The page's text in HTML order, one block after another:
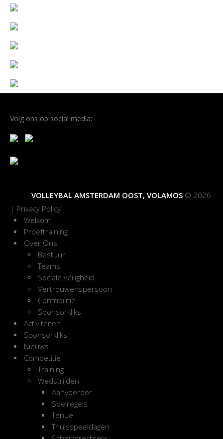
Volg ons op social media:
VOLLEYBAL AMSTERDAM OOST, VOLAMOS © 2026
| Privacy Policy
Welkom
Proeftraining
Over Ons
Bestuur
Teams
Sociale veiligheid
Vertrouwenspersoon
Contributie
Sponsorkliks
Activiteiten
Sponsorkliks
Nieuws
Competitie
Training
Wedstrijden
Aanvoerder
Spelregels
Tenue
Thuisspeeldagen